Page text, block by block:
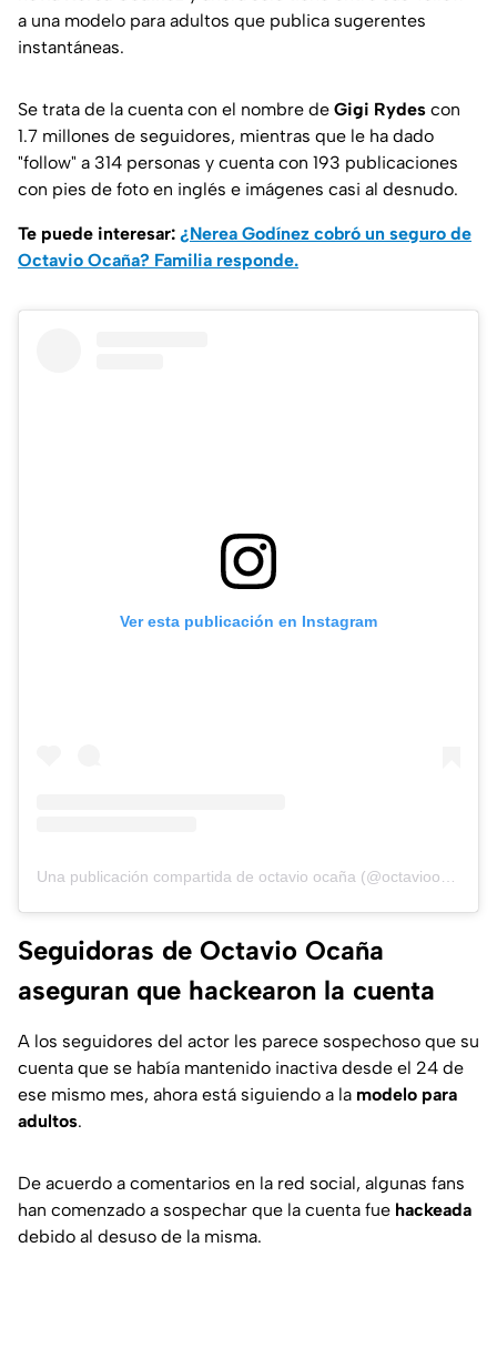
a una modelo para adultos que publica sugerentes
instantáneas.
Se trata de la cuenta con el nombre de Gigi Rydes con
1.7 millones de seguidores, mientras que le ha dado
"follow" a 314 personas y cuenta con 193 publicaciones
con pies de foto en inglés e imágenes casi al desnudo.
Te puede interesar: ¿Nerea Godínez cobró un seguro de
Octavio Ocaña? Familia responde.
Ver esta publicación en Instagram
Seguidoras de Octavio Ocaña
aseguran que hackearon la cuenta
A los seguidores del actor les parece sospechoso que su
cuenta que se había mantenido inactiva desde el 24 de
ese mismo mes, ahora está siguiendo a la modelo para
adultos.
De acuerdo a comentarios en la red social, algunas fans
han comenzado a sospechar que la cuenta fue hackeada
debido al desuso de la misma.